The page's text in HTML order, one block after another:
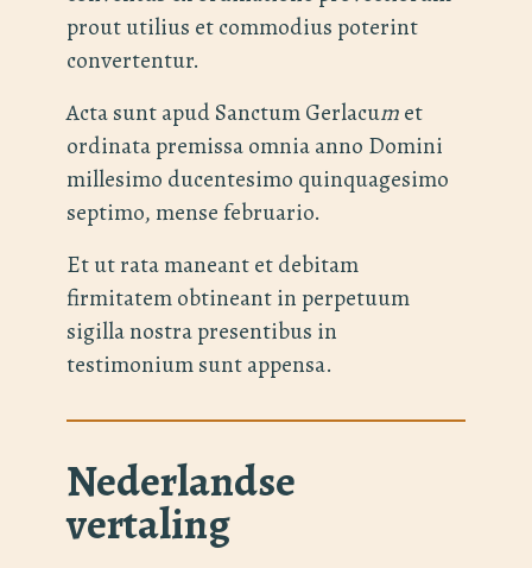
prout utilius et commodius poterint
convertentur.
Acta sunt apud Sanctum Gerlacumet
ordinata premissa omnia anno Domini
millesimo ducentesimo quinquagesimo
septimo, mense februario.
Et ut rata maneant et debitam
firmitatem obtineant in perpetuum
sigilla nostra presentibus in
testimonium sunt appensa.
Nederlandse
vertaling